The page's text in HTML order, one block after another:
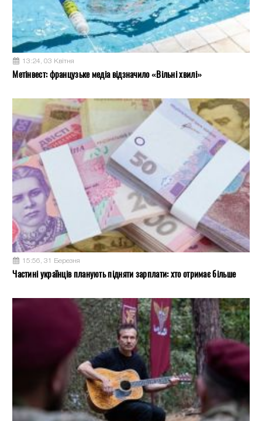
13:24, 03 Квітня
Метінвест: французьке медіа відзначило «Вільні хвилі»
15:56, 31 Березня
Частині українців планують підняти зарплати: хто отримає більше